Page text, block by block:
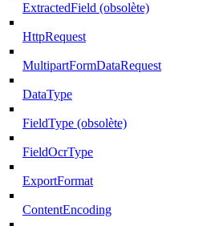
ExtractedField (obsolète)
HttpRequest
MultipartFormDataRequest
DataType
FieldType (obsolète)
FieldOcrType
ExportFormat
ContentEncoding